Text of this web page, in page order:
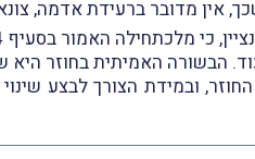
אין מדובר ברעידת אדמה,
מלכתחילה האמור בסעיף 4 לחוזר משפיע על שיעור מצומצם ביותר של חברות במשק.
ובמידת הצורך לבצע